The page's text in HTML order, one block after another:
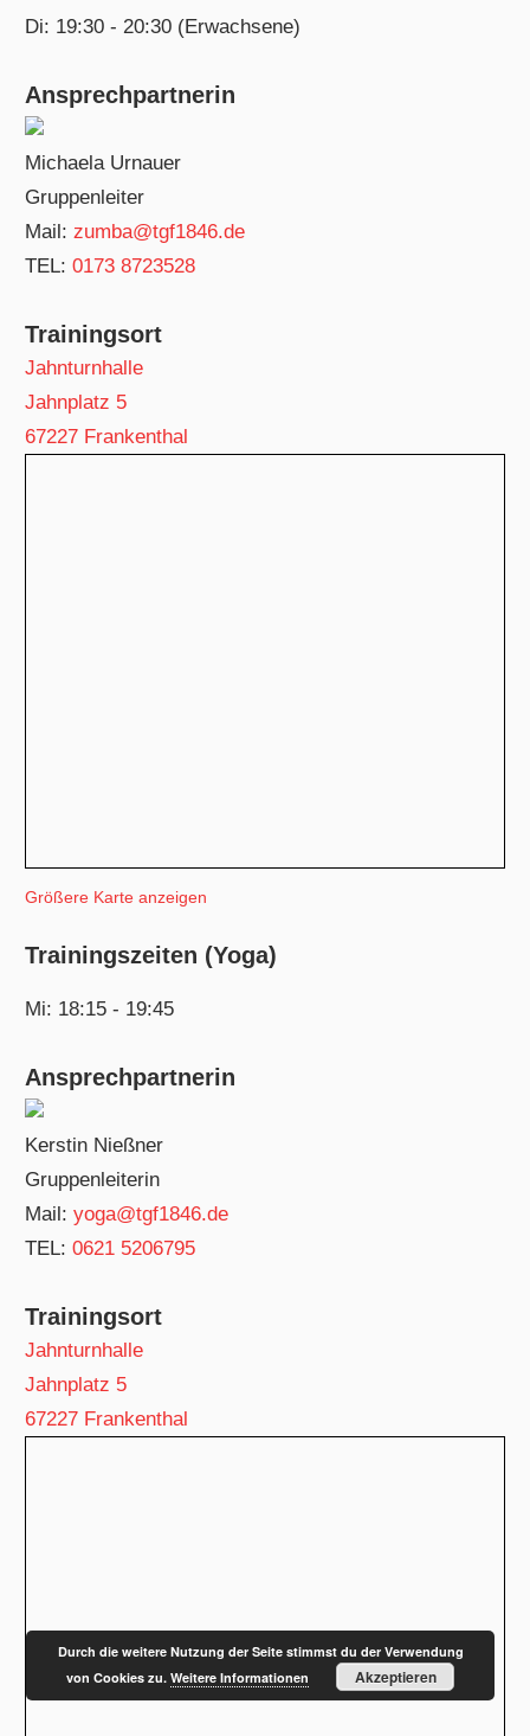
Di: 19:30 - 20:30 (Erwachsene)
Ansprechpartnerin
Michaela Urnauer
Gruppenleiter
Mail:zumba@tgf1846.de
TEL:‭0173 8723528
Trainingsort
Jahnturnhalle
Jahnplatz 5
67227 Frankenthal
Größere Karte anzeigen
Trainingszeiten (Yoga)
Mi: 18:15 - 19:45
Ansprechpartnerin
Kerstin Nießner
Gruppenleiterin
Mail:yoga@tgf1846.de
TEL:0621 5206795
Trainingsort
Jahnturnhalle
Jahnplatz 5
67227 Frankenthal
Durch die weitere Nutzung der Seite stimmst du der Verwendung
von Cookies zu.Weitere Informationen Akzeptieren